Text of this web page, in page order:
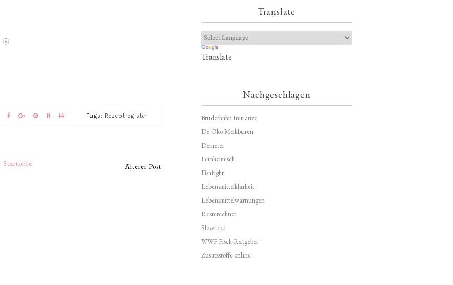
ⓥ
Tags: Rezeptregister
Älterer Post
Startseite
Translate
Translate
Nachgeschlagen
Bruderhahn Initiative
De Öko Melkburen
Demeter
Feinheimisch
Fishfight
Lebensmittelklarheit
Lebensmittelwarnungen
Resterechner
Slowfood
WWF Fisch-Ratgeber
Zusatzstoffe online